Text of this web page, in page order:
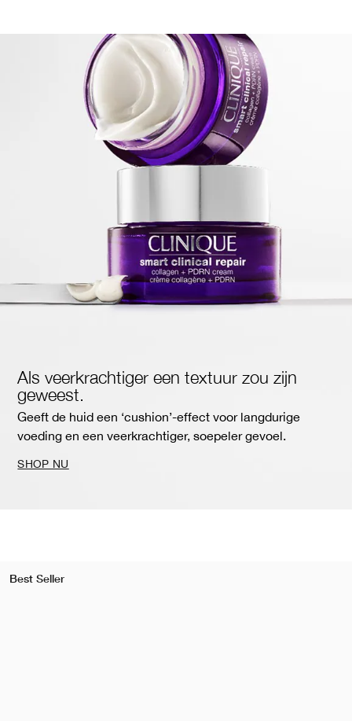
Als veerkrachtiger een textuur zou zijn
geweest.
Geeft de huid een ‘cushion’-effect voor langdurige
voeding en een veerkrachtiger, soepeler gevoel.
SHOP NU
Best Seller